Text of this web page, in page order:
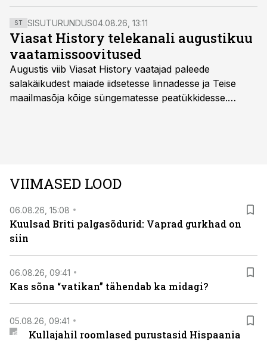
ST SISUTURUNDUS04.08.26, 13:11
Viasat History telekanali augustikuu
vaatamissoovitused
Augustis viib Viasat History vaatajad paleede
salakäikudest maiade iidsetesse linnadesse ja Teise
maailmasõja kõige süngematesse peatükkidesse.
viasathistory.eu/ee
VIIMASED LOOD
06.08.26, 15:08
Kuulsad Briti palgasõdurid: Vaprad gurkhad on
siin
06.08.26, 09:41
Kas sõna “vatikan” tähendab ka midagi?
05.08.26, 09:41
Kullajahil roomlased purustasid Hispaania